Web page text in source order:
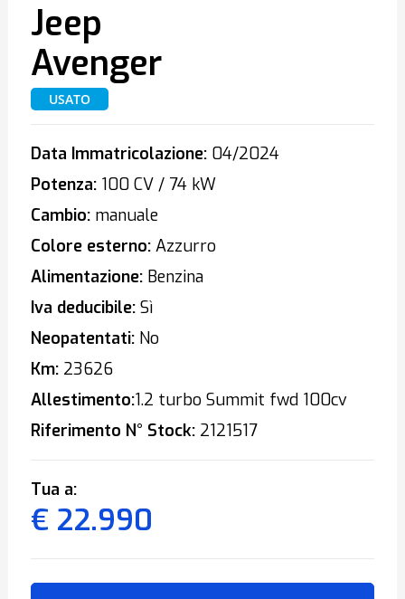
Jeep
Avenger
USATO
Data Immatricolazione:04/2024
Potenza:100 CV / 74 kW
Cambio:manuale
Colore esterno:Azzurro
Alimentazione:Benzina
Iva deducibile:Sì
Neopatentati:No
Km:23626
Allestimento:1.2 turbo Summit fwd 100cv
Riferimento N° Stock:2121517
Tua a:
€ 22.990